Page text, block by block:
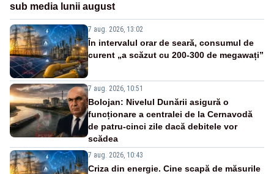
sub media lunii august
7 aug. 2026, 13:02
În intervalul orar de seară, consumul de
curent „a scăzut cu 200-300 de megawați”
7 aug. 2026, 10:51
Bolojan: Nivelul Dunării asigură o
funcționare a centralei de la Cernavodă
de patru-cinci zile dacă debitele vor
scădea
7 aug. 2026, 10:43
Criza din energie. Cine scapă de măsurile